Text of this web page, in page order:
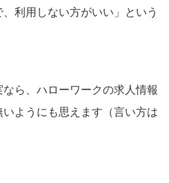
利用しない方がいい」という
ら、ハローワークの求人情報
ようにも思えます（言い方は